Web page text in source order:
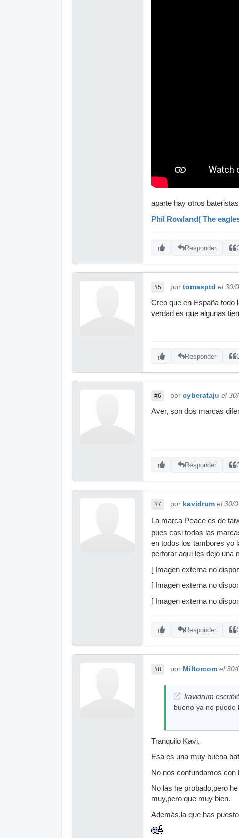
aparte hay otros
Phil Rowland( The
Responder
#5 por tomasptd el 30/
Creo que en España todo
verdad es que algunas
Responder
#6 por cyberataju el
Aver, son dos marcas
Responder
#7 por kavidrum el 30/
La marca Peace es de
pues casi todas las
en todos los tambores yo
perforar aqui les dejo una
[ Imagen externa no
[ Imagen externa no
[ Imagen externa no
Responder
#8 por Miltorcom el 30/
kavidrum
bueno ya no puedo
Tranquilo Kavi.
Esa es una muy buena
No nos confundamos
No las he probado,pero
muy,pero que muy bien.
Además,la que has